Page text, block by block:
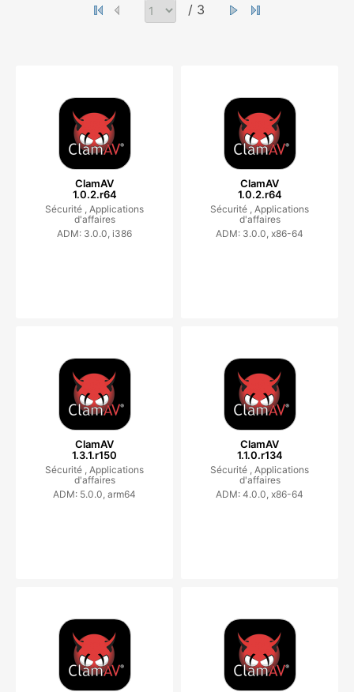
/ 3
ClamAV
1.0.2.r64
Sécurité , Applications
d'affaires
ADM: 3.0.0, i386
ClamAV
1.0.2.r64
Sécurité , Applications
d'affaires
ADM: 3.0.0, x86-64
ClamAV
1.3.1.r150
Sécurité , Applications
d'affaires
ADM: 5.0.0, arm64
ClamAV
1.1.0.r134
Sécurité , Applications
d'affaires
ADM: 4.0.0, x86-64